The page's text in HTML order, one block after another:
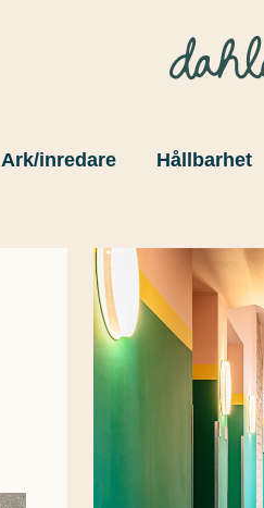
Ark/inredare Hållbarhet